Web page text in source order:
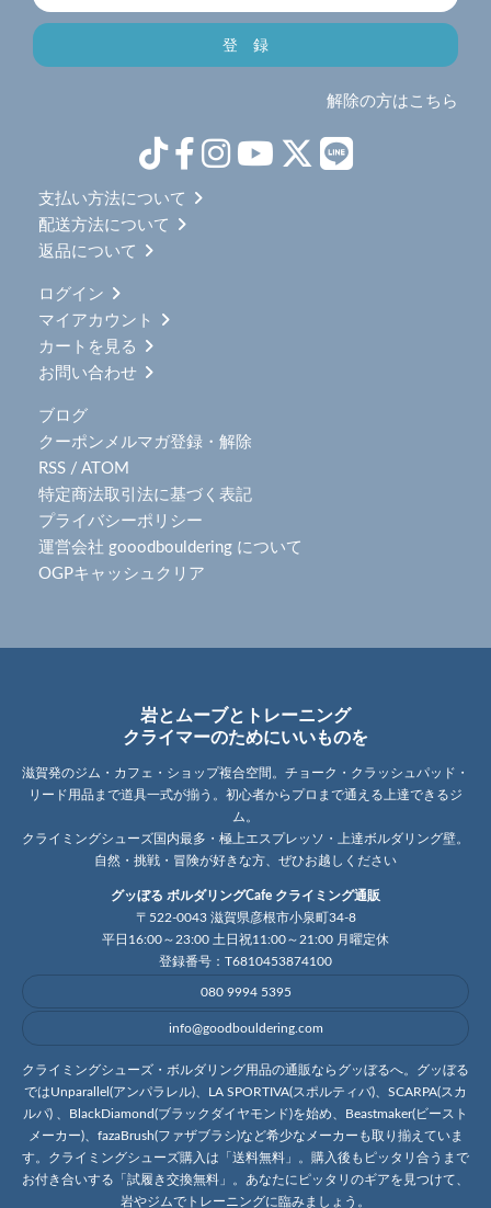
解除の方はこちら
支払い方法について
配送方法について
返品について
ログイン
マイアカウント
カートを見る
お問い合わせ
ブログ
クーポンメルマガ登録・解除
RSS / ATOM
特定商法取引法に基づく表記
プライバシーポリシー
運営会社 gooodbouldering について
OGPキャッシュクリア
岩とムーブとトレーニング
クライマーのためにいいものを
滋賀発のジム・カフェ・ショップ複合空間。チョーク・クラッシュパッド・
リード用品まで道具一式が揃う。初心者からプロまで通える上達できるジ
ム。
クライミングシューズ国内最多・極上エスプレッソ・上達ボルダリング壁。
自然・挑戦・冒険が好きな方、ぜひお越しください
グッぼる ボルダリングCafe クライミング通販
〒522-0043 滋賀県彦根市小泉町34-8
平日16:00～23:00 土日祝11:00～21:00 月曜定休
登録番号：T6810453874100
080 9994 5395
info@goodbouldering.com
クライミングシューズ・ボルダリング用品の通販ならグッぼるへ。グッぼる
ではUnparallel(アンパラレル)、LA SPORTIVA(スポルティバ)、SCARPA(スカ
ルパ) 、BlackDiamond(ブラックダイヤモンド)を始め、Beastmaker(ビースト
メーカー)、fazaBrush(ファザブラシ)など希少なメーカーも取り揃えていま
す。クライミングシューズ購入は「送料無料」。購入後もピッタリ合うまで
お付き合いする「試履き交換無料」。あなたにピッタリのギアを見つけて、
岩やジムでトレーニングに臨みましょう。